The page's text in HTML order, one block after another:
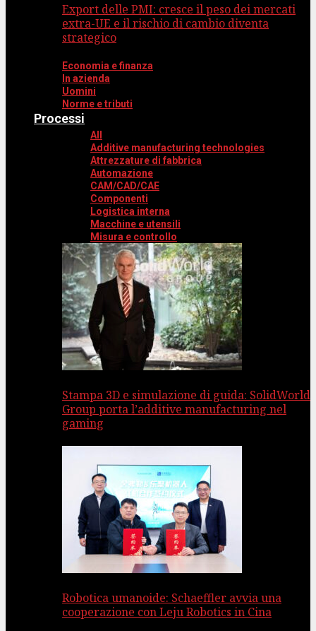
Export delle PMI: cresce il peso dei mercati
extra-UE e il rischio di cambio diventa
strategico
Economia e finanza
In azienda
Uomini
Norme e tributi
Processi
All
Additive manufacturing technologies
Attrezzature di fabbrica
Automazione
CAM/CAD/CAE
Componenti
Logistica interna
Macchine e utensili
Misura e controllo
Stampa 3D e simulazione di guida: SolidWorld
Group porta l’additive manufacturing nel
gaming
Robotica umanoide: Schaeffler avvia una
cooperazione con Leju Robotics in Cina